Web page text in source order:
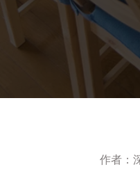
作者：